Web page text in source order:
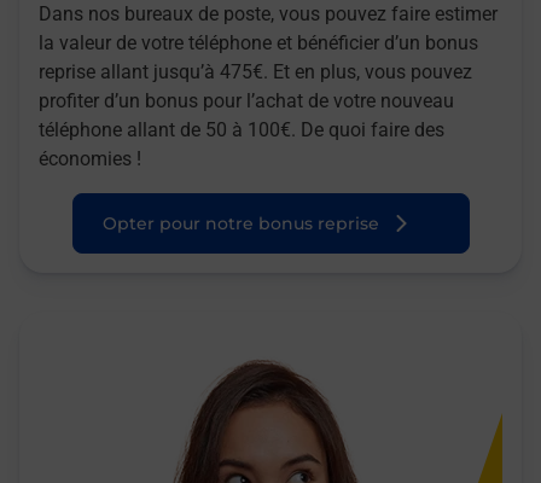
Dans nos bureaux de poste, vous pouvez faire estimer
la valeur de votre téléphone et bénéficier d’un bonus
reprise allant jusqu’à 475€. Et en plus, vous pouvez
profiter d’un bonus pour l’achat de votre nouveau
téléphone allant de 50 à 100€. De quoi faire des
économies !
Opter pour notre bonus reprise